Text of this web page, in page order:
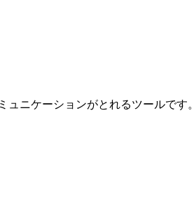
ニケーションがとれるツールです。